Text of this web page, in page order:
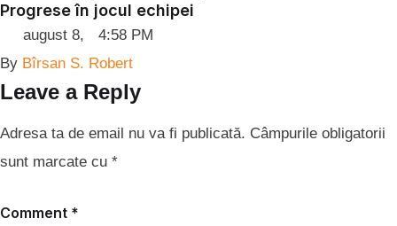
Progrese în jocul echipei
august 8,
4:58 PM
By Bîrsan S. Robert
Leave a Reply
Adresa ta de email nu va fi publicată. Câmpurile obligatorii
sunt marcate cu *
Comment *